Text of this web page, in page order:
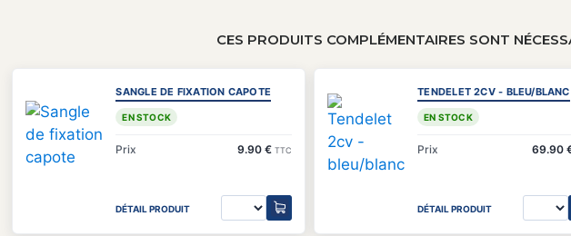
CES PRODUITS COMPLÉMENTAIRES SONT
SANGLE DE FIXATION CAPOTE
EN STOCK
Prix 9.90 € TTC
DÉTAIL PRODUIT
TENDELET 2CV - BLEU/BLANC
EN STOCK
Prix 69.90
DÉTAIL PRODUIT